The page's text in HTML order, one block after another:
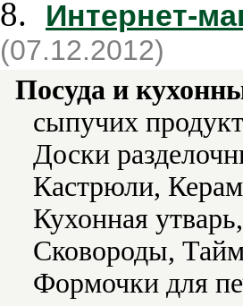
8. Интернет-
(07.12.2012)
Посуда и
сыпучих
Доски
Кастрюли,
Кухонная
Сковороды,
Формочки для